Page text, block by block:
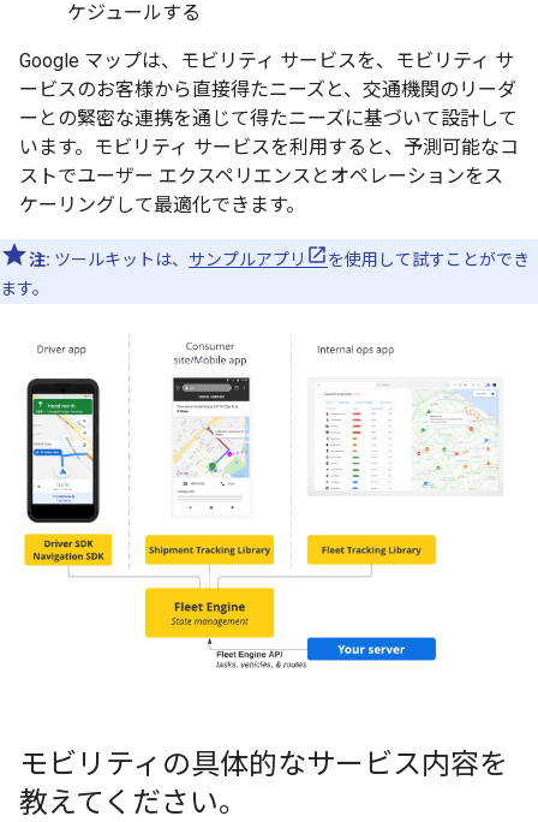
ケジュールする
Google マップは、モビリティ サービスを、モビリティ サ
ービスのお客様から直接得たニーズと、交通機関のリーダ
ーとの緊密な連携を通じて得たニーズに基づいて設計して
います。モビリティ サービスを利用すると、予測可能なコ
ストでユーザー エクスペリエンスとオペレーションをス
ケーリングして最適化できます。
注: ツールキットは、 サンプルアプリ
を使用して試すことができ
ます。
モビリティの具体的なサービス内容を
教えてください。